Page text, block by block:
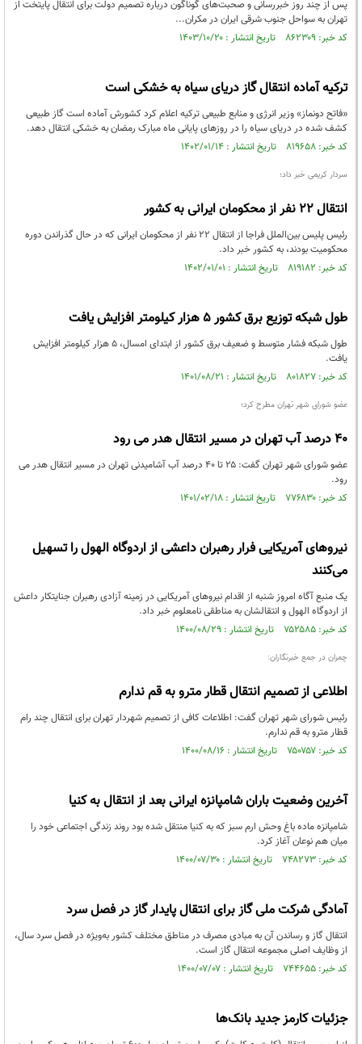
پس از چند روز خبررسانی و صحبت‌های گوناگون درباره تصمیم دولت برای انتقال پایتخت از
تهران به سواحل جنوب شرقی ایران در مکران...
کد خبر: ۸۶۲۳۰۹ تاریخ انتشار : ۱۴۰۳/۱۰/۲۰
ترکیه آماده انتقال گاز دریای سیاه به خشکی است
«فاتح دونماز» وزیر انرژی و منابع طبیعی ترکیه اعلام کرد کشورش آماده است گاز طبیعی
کشف شده در دریای سیاه را در روزهای پایانی ماه مبارک رمضان به خشکی انتقال دهد.
کد خبر: ۸۱۹۶۵۸ تاریخ انتشار : ۱۴۰۲/۰۱/۱۴
سردار کریمی خبر داد؛
انتقال ۲۲ نفر از محکومان ایرانی به کشور
رئیس پلیس بین‌الملل فراجا از انتقال ۲۲ نفر از محکومان ایرانی که در حال گذراندن دوره
محکومیت بودند، به کشور خبر داد.
کد خبر: ۸۱۹۱۸۲ تاریخ انتشار : ۱۴۰۲/۰۱/۰۱
طول شبکه توزیع برق کشور ۵ هزار کیلومتر افزایش یافت
طول شبکه فشار متوسط و ضعیف برق کشور از ابتدای امسال، ۵ هزار کیلومتر افزایش
یافت.
کد خبر: ۸۰۱۸۲۷ تاریخ انتشار : ۱۴۰۱/۰۸/۲۱
عضو شورای شهر تهران مطرح کرد؛
۴۰ درصد آب تهران در مسیر انتقال هدر می رود
عضو شورای شهر تهران گفت: ۲۵ تا ۴۰ درصد آب آشامیدنی تهران در مسیر انتقال هدر می
رود.
کد خبر: ۷۷۶۸۳۰ تاریخ انتشار : ۱۴۰۱/۰۲/۱۸
نیروهای آمریکایی فرار رهبران داعشی از اردوگاه الهول را تسهیل
می‌کنند
یک منبع آگاه امروز شنبه از اقدام نیروهای آمریکایی در زمینه آزادی رهبران جنایتکار داعش
از اردوگاه الهول و انتقالشان به مناطقی نامعلوم خبر داد.
کد خبر: ۷۵۲۵۸۵ تاریخ انتشار : ۱۴۰۰/۰۸/۲۹
چمران در جمع خبرنگاران:
اطلاعی از تصمیم انتقال قطار مترو به قم ندارم
رئیس شورای شهر تهران گفت: اطلاعات کافی از تصمیم شهردار تهران برای انتقال چند رام
قطار مترو به قم ندارم.
کد خبر: ۷۵۰۷۵۷ تاریخ انتشار : ۱۴۰۰/۰۸/۱۶
آخرین وضعیت باران شامپانزه ایرانی بعد از انتقال به کنیا
شامپانزه ماده باغ وحش ارم سبز که به کنیا منتقل شده بود روند زندگی اجتماعی خود را
میان هم نوعان آغاز کرد.
کد خبر: ۷۴۸۲۷۳ تاریخ انتشار : ۱۴۰۰/۰۷/۳۰
آمادگی شرکت ملی گاز برای انتقال پایدار گاز در فصل سرد
انتقال گاز و رساندن آن به مبادی مصرف در مناطق مختلف کشور به‌ویژه در فصل سرد سال،
از وظایف اصلی مجموعه انتقال گاز است.
کد خبر: ۷۴۴۶۵۵ تاریخ انتشار : ۱۴۰۰/۰۷/۰۷
جزئيات کارمز جدید بانک‌ها